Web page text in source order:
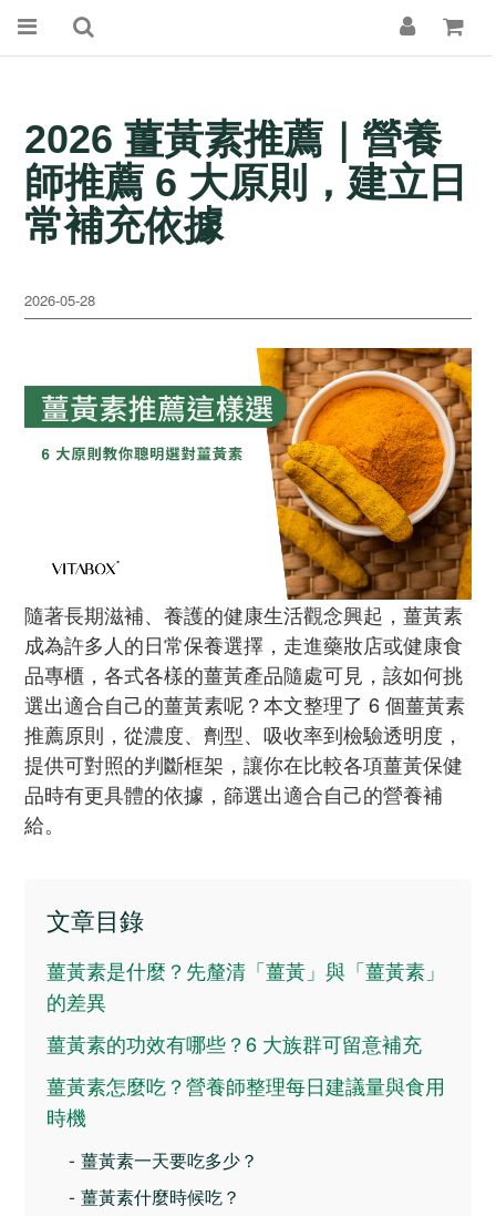
2026 薑黃素推薦｜營養
師推薦 6 大原則，建立日
常補充依據
2026-05-28
隨著長期滋補、養護的健康生活觀念興起，薑黃素
成為許多人的日常保養選擇，走進藥妝店或健康食
品專櫃，各式各樣的薑黃產品隨處可見，該如何挑
選出適合自己的薑黃素呢？本文整理了 6 個薑黃素
推薦原則，從濃度、劑型、吸收率到檢驗透明度，
提供可對照的判斷框架，讓你在比較各項薑黃保健
品時有更具體的依據，篩選出適合自己的營養補
給。
文章目錄
薑黃素是什麼？先釐清「薑黃」與「薑黃素」
的差異
薑黃素的功效有哪些？6 大族群可留意補充
薑黃素怎麼吃？營養師整理每日建議量與食用
時機
- 薑黃素一天要吃多少？
- 薑黃素什麼時候吃？